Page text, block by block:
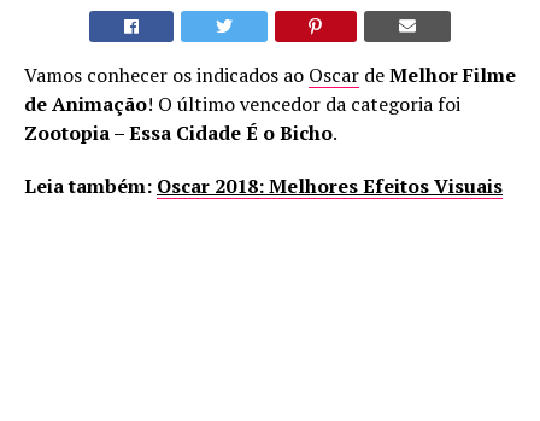
Vamos conhecer os indicados ao Oscar deMelhor Filme
de Animação! O último vencedor da categoria foi
Zootopia – Essa Cidade É o Bicho.
Leia também: Oscar 2018: Melhores Efeitos Visuais